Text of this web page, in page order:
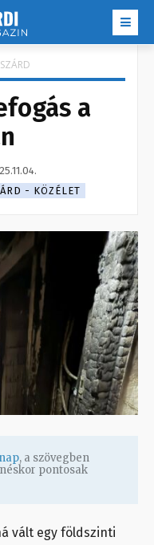
a
- KÖZÉLET
, a szövegben
pontosak
vált egy földszinti